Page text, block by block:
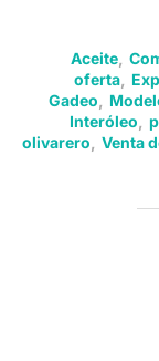
Aceite
oferta,
Gadeo
Interóleo
olivarero
Venta